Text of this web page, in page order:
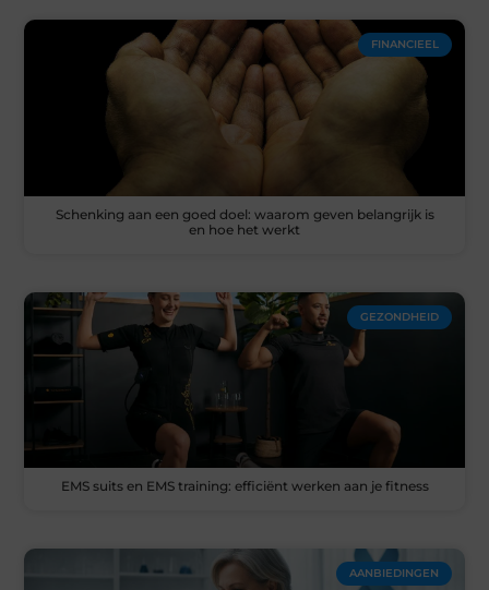
FINANCIEEL
Schenking aan een goed doel: waarom geven belangrijk is
en hoe het werkt
GEZONDHEID
EMS suits en EMS training: efficiënt werken aan je fitness
AANBIEDINGEN